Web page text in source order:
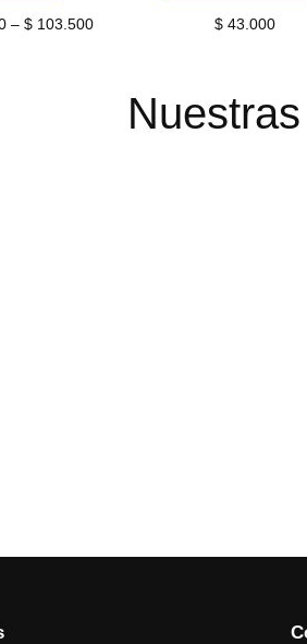
– $103.500Price
through
$ 103.500
$43.000